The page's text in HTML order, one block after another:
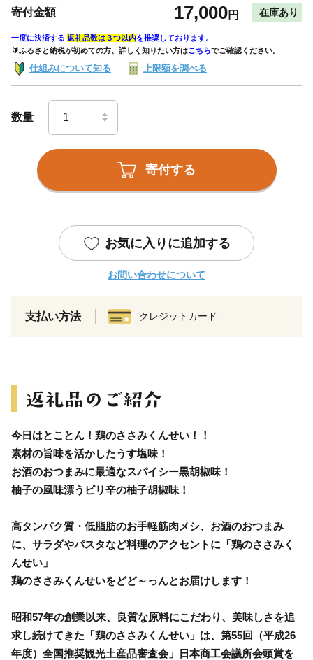
寄付金額 17,000円 在庫あり
一度に決済する 返礼品数は３つ以内を推奨しております。
🔰ふるさと納税が初めての方、詳しく知りたい方はこちらでご確認ください。
仕組みについて知る 上限額を調べる
数量
寄付する
お気に入りに追加する
お問い合わせについて
支払い方法 クレジットカード
今日はとことん！鶏のささみくんせい！！
素材の旨味を活かしたうす塩味！
お酒のおつまみに最適なスパイシー黒胡椒味！
柚子の風味漂うピリ辛の柚子胡椒味！
高タンパク質・低脂肪のお手軽筋肉メシ、お酒のおつまみ
に、サラダやパスタなど料理のアクセントに「鶏のささみく
んせい」
鶏のささみくんせいをどど～っんとお届けします！
昭和57年の創業以来、良質な原料にこだわり、美味しさを追
求し続けてきた「鶏のささみくんせい」は、第55回（平成26
年度）全国推奨観光土産品審査会」日本商工会議所会頭賞を